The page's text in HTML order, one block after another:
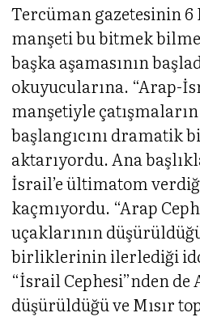
Tercüman gazetesinin
manşeti bu bitmek
başka aşamasının
okuyucularına. “Arap-
manşetiyle
başlangıcını dramatik
aktarıyordu. Ana
İsrail’e ültimatom
kaçmıyordu. “Arap
uçaklarının
birliklerinin ilerlediği
“İsrail Cephesi”nden de
düşürüldüğü ve Mısır